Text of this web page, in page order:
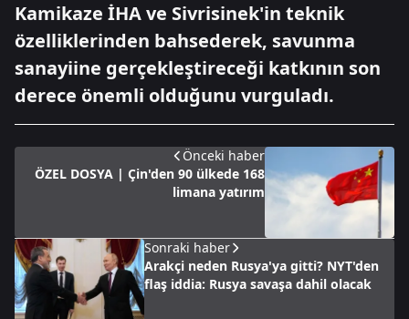
Kamikaze İHA ve Sivrisinek'in teknik
özelliklerinden bahsederek, savunma
sanayiine gerçekleştireceği katkının son
derece önemli olduğunu vurguladı.
Önceki haber
ÖZEL DOSYA | Çin'den 90 ülkede 168
limana yatırım
Sonraki haber
Arakçi neden Rusya'ya gitti? NYT'den
flaş iddia: Rusya savaşa dahil olacak